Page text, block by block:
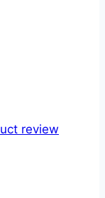
review